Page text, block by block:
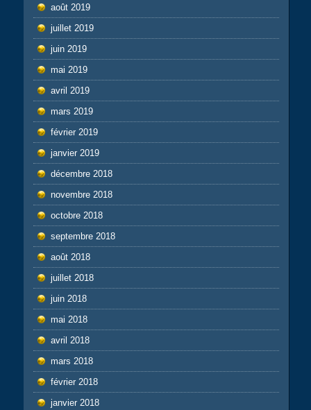
août 2019
juillet 2019
juin 2019
mai 2019
avril 2019
mars 2019
février 2019
janvier 2019
décembre 2018
novembre 2018
octobre 2018
septembre 2018
août 2018
juillet 2018
juin 2018
mai 2018
avril 2018
mars 2018
février 2018
janvier 2018